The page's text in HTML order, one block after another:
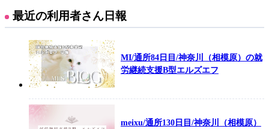
最近の利用者さん日報
MI/通所84日目/神奈川（相模原）の就
労継続支援B型エルズエフ
meixu/通所130日目/神奈川（相模原）